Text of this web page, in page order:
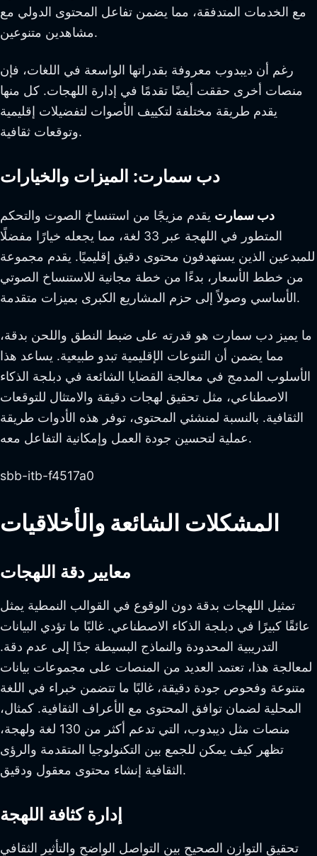
مع الخدمات المتدفقة، مما يضمن تفاعل المحتوى الدولي مع
مشاهدين متنوعين.
رغم أن ديبدوب معروفة بقدراتها الواسعة في اللغات، فإن
منصات أخرى حققت أيضًا تقدمًا في إدارة اللهجات. كل منها
يقدم طريقة مختلفة لتكييف الأصوات لتفضيلات إقليمية
وتوقعات ثقافية.
دب سمارت: الميزات والخيارات
دب سمارت يقدم مزيجًا من استنساخ الصوت والتحكم
المتطور في اللهجة عبر 33 لغة، مما يجعله خيارًا مفضلًا
للمبدعين الذين يستهدفون محتوى دقيق إقليميًا. يقدم مجموعة
من خطط الأسعار، بدءًا من خطة مجانية للاستنساخ الصوتي
الأساسي وصولاً إلى حزم المشاريع الكبرى بميزات متقدمة.
ما يميز دب سمارت هو قدرته على ضبط النطق واللحن بدقة،
مما يضمن أن التنوعات الإقليمية تبدو طبيعية. يساعد هذا
الأسلوب المدمج في معالجة القضايا الشائعة في دبلجة الذكاء
الاصطناعي، مثل تحقيق لهجات دقيقة والامتثال للتوقعات
الثقافية. بالنسبة لمنشئي المحتوى، توفر هذه الأدوات طريقة
عملية لتحسين جودة العمل وإمكانية التفاعل معه.
sbb-itb-f4517a0
المشكلات الشائعة والأخلاقيات
معايير دقة اللهجات
تمثيل اللهجات بدقة دون الوقوع في القوالب النمطية يمثل
عائقًا كبيرًا في دبلجة الذكاء الاصطناعي. غالبًا ما تؤدي البيانات
التدريبية المحدودة والنماذج البسيطة جدًا إلى عدم دقة.
لمعالجة هذا، تعتمد العديد من المنصات على مجموعات بيانات
متنوعة وفحوص جودة دقيقة، غالبًا ما تتضمن خبراء في اللغة
المحلية لضمان توافق المحتوى مع الأعراف الثقافية. كمثال،
منصات مثل ديبدوب، التي تدعم أكثر من 130 لغة ولهجة،
تظهر كيف يمكن للجمع بين التكنولوجيا المتقدمة والرؤى
الثقافية إنشاء محتوى معقول ودقيق.
إدارة كثافة اللهجة
تحقيق التوازن الصحيح بين التواصل الواضح والتأثير الثقافي